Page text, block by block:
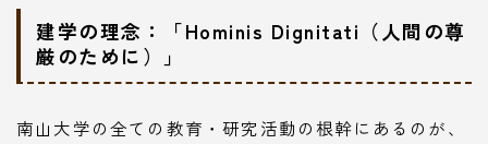
建学の理念：「Hominis Dignitati（人間の尊
厳のために）」
南山大学の全ての教育・研究活動の根幹にあるのが、